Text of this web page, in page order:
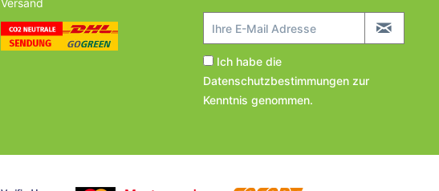
Versand
Ich habe die
Datenschutzbestimmungen zur
Kenntnis genommen.